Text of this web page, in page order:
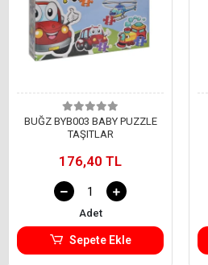
BUĞZ BYB003 BABY PUZZLE
TAŞITLAR
176,40 TL
Adet
Sepete Ekle